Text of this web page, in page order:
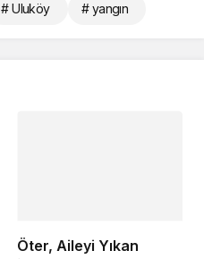
# Uluköy # yangın
Öter, Aileyi Yıkan